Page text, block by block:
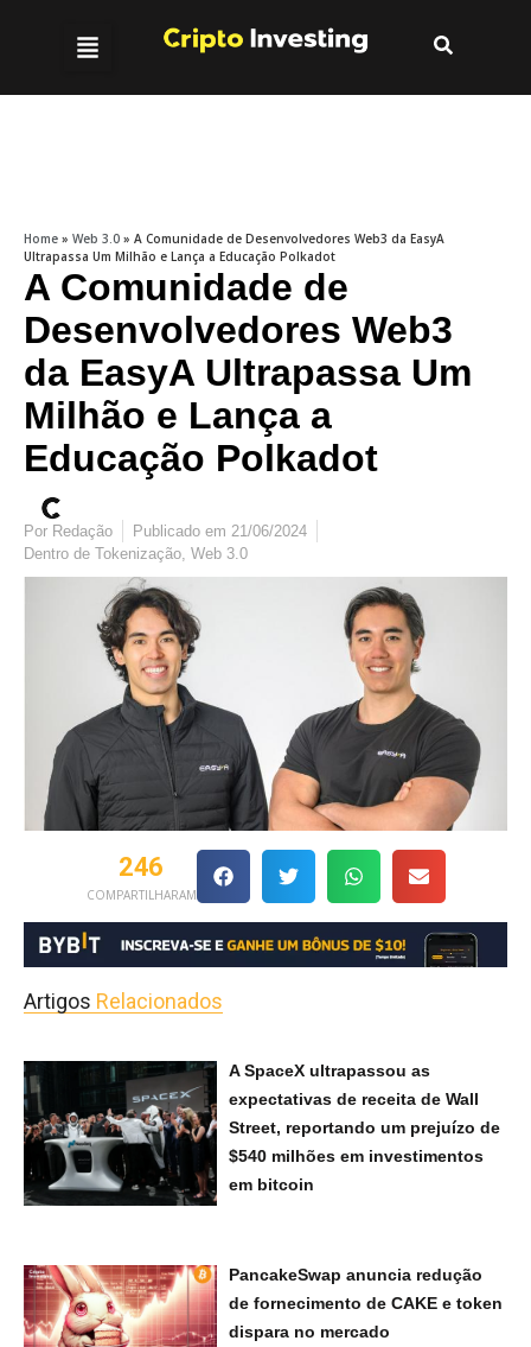
Home » Web 3.0 » A Comunidade de Desenvolvedores Web3 da EasyA
Ultrapassa Um Milhão e Lança a Educação Polkadot
A Comunidade de
Desenvolvedores Web3
da EasyA Ultrapassa Um
Milhão e Lança a
Educação Polkadot
Por Redação Publicado em 21/06/2024
Dentro de Tokenização, Web 3.0
COMPARTILHARAM
246
Artigos Relacionados
A SpaceX ultrapassou as
expectativas de receita de Wall
Street, reportando um prejuízo de
$540 milhões em investimentos
em bitcoin
PancakeSwap anuncia redução
de fornecimento de CAKE e token
dispara no mercado